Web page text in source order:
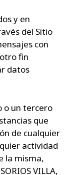
y en
del Sitio
con
fin
datos
o un tercero
que
de cualquier
actividad
la misma,
VILLA,